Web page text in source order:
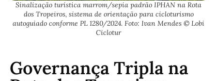
Sinalização turística marrom/sepia padrão IPHAN na Rota
dos Tropeiros, sistema de orientação para cicloturismo
autoguiado conforme PL 1280/2024. Foto: Ivan Mendes © Lobi
Ciclotur
Governança Tripla na